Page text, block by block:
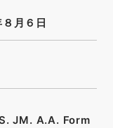
月６日
JM. A.A. Form